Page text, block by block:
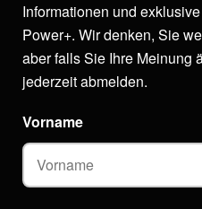
Informationen und
Power+. Wir denken, Sie
aber falls Sie Ihre Meinung
jederzeit abmelden.
Vorname